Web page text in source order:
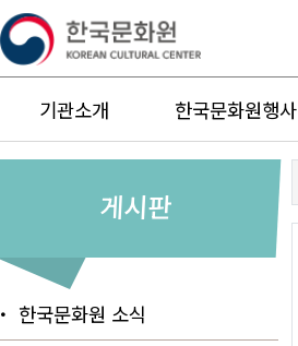
기관소개 한국문화원행사
게시판
・ 한국문화원 소식